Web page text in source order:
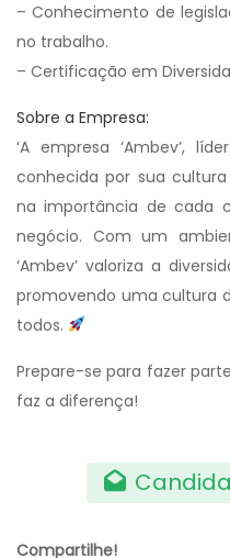
– Conhecimento de
no trabalho.
– Certificação em
Sobre a Empresa:
‘A empresa ‘Ambev’,
conhecida por sua
na importância de cada
negócio. Com um
‘Ambev’ valoriza a
promovendo uma cultura
todos.
Prepare-se para fazer
faz a diferença!
Compartilhe!